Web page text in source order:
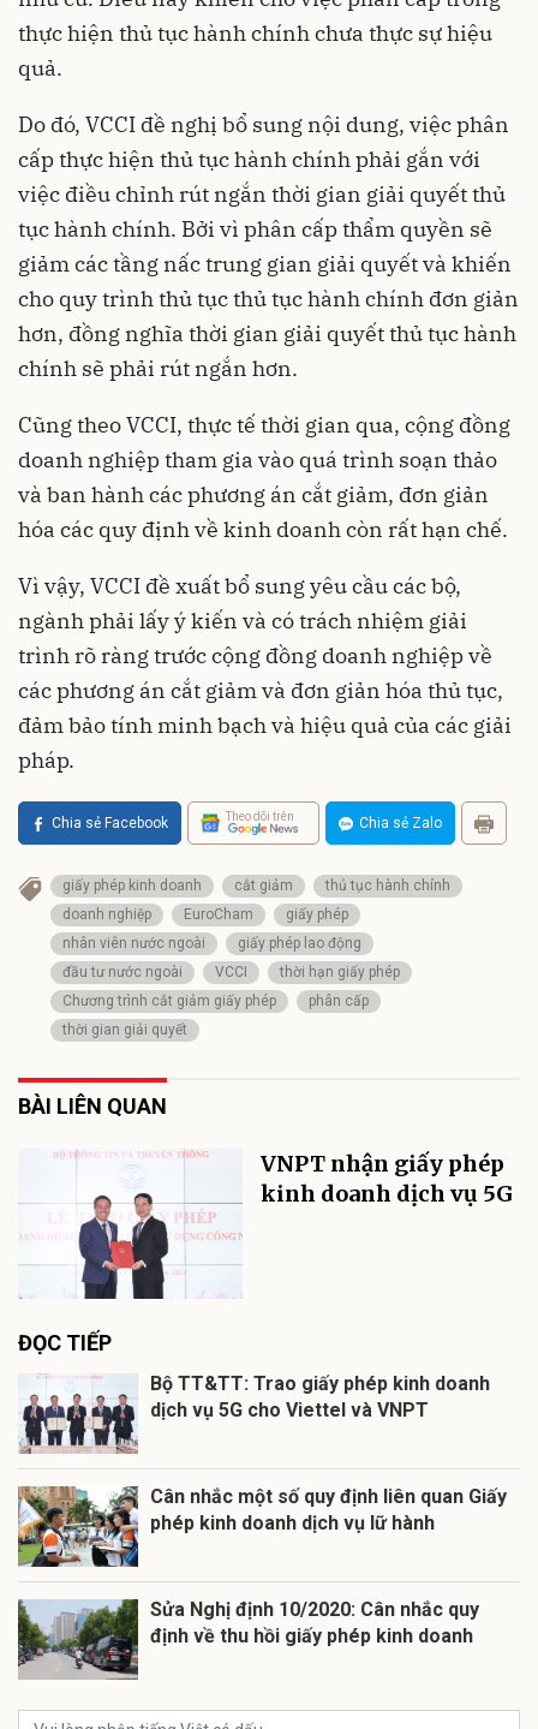
thực hiện thủ tục hành chính chưa thực sự hiệu
quả.
Do đó, VCCI đề nghị bổ sung nội dung, việc phân
cấp thực hiện thủ tục hành chính phải gắn với
việc điều chỉnh rút ngắn thời gian giải quyết thủ
tục hành chính. Bởi vì phân cấp thẩm quyền sẽ
giảm các tầng nấc trung gian giải quyết và khiến
cho quy trình thủ tục thủ tục hành chính đơn giản
hơn, đồng nghĩa thời gian giải quyết thủ tục hành
chính sẽ phải rút ngắn hơn.
Cũng theo VCCI, thực tế thời gian qua, cộng đồng
doanh nghiệp tham gia vào quá trình soạn thảo
và ban hành các phương án cắt giảm, đơn giản
hóa các quy định về kinh doanh còn rất hạn chế.
Vì vậy, VCCI đề xuất bổ sung yêu cầu các bộ,
ngành phải lấy ý kiến và có trách nhiệm giải
trình rõ ràng trước cộng đồng doanh nghiệp về
các phương án cắt giảm và đơn giản hóa thủ tục,
đảm bảo tính minh bạch và hiệu quả của các giải
pháp.
Chia sẻ Facebook Theo dõi trên Chia sẻ Zalo
giấy phép kinh doanh cắt giảm
thủ tục hành chính
doanh nghiệp
EuroCham
giấy phép
nhân viên nước ngoài
giấy phép lao động
đầu tư nước ngoài
VCCI
thời hạn giấy phép
Chương trình cắt giảm giấy phép
phân cấp
thời gian giải quyết
BÀI LIÊN QUAN
VNPT nhận giấy phép
kinh doanh dịch vụ 5G
ĐỌC TIẾP
Bộ TT&TT: Trao giấy phép kinh doanh
dịch vụ 5G cho Viettel và VNPT
Cân nhắc một số quy định liên quan Giấy
phép kinh doanh dịch vụ lữ hành
Sửa Nghị định 10/2020: Cân nhắc quy
định về thu hồi giấy phép kinh doanh